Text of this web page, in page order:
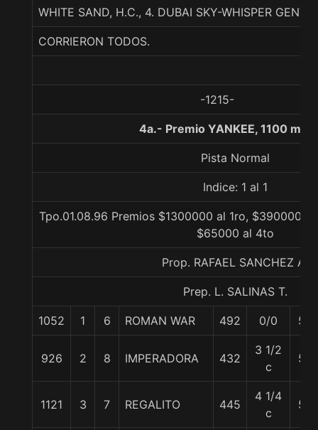
WHITE SAND, H.C., 4. DUBAI SKY-WHISPER
CORRIERON TODOS.
-1215-
4a.- Premio YANKEE, 1100
Pista Normal
Indice: 1 al 1
Tpo.01.08.96 Premios $1300000 al 1ro, $390000
$65000 al 4to
Prop. RAFAEL SANCHEZ A.
Prep. L. SALINAS T.
1052 1 6 ROMAN WAR 492 0/0 57
926 2 8 IMPERADORA 432
3 1/2
c
57
1121 3 7 REGALITO 445
4 1/4
c
57